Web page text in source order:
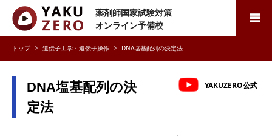
薬剤師国家試験対策
オンライン予備校
検索
遺伝子工学・遺伝子操作 DNA塩基配列の決定法
DNA塩基配列の決
定法
YAKUZERO公式